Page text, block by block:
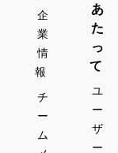
企
業
情
報
チ
ー
ム
あ
た
っ
て
ユ
ー
ザ
ー